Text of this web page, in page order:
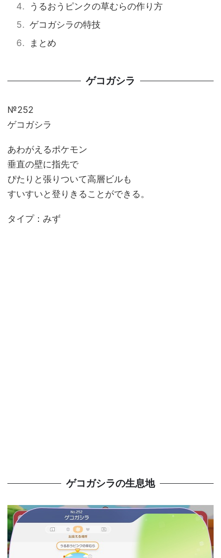
うるおうピンクの草むらの作り方
ゲコガシラの特技
まとめ
ゲコガシラ
№252
ゲコガシラ
あわがえるポケモン
垂直の壁に指先で
ぴたりと張りついて高層ビルも
すいすいと登りきることができる。
タイプ：みず
ゲコガシラの生息地